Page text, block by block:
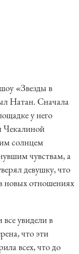
«Звезды в
Натан. Сначала
у него
Чекалиной
солнцем
чувствам, а
девушку, что
новых отношениях
увидели в
что эти
всех, что до